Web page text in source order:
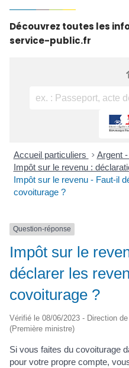
Découvrez toutes les
service-public.fr
Accueil particuliers > Argent
Impôt sur le revenu :
Impôt sur le revenu - Faut-il
covoiturage ?
Question-réponse
Impôt sur le
déclarer les
covoiturage ?
Vérifié le 08/06/2023 - Direction
(Première ministre)
Si vous faites du covoiturage
pour votre propre compte,